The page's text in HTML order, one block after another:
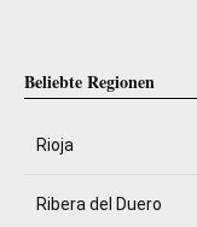
Beliebte Regionen
Rioja
Ribera del Duero